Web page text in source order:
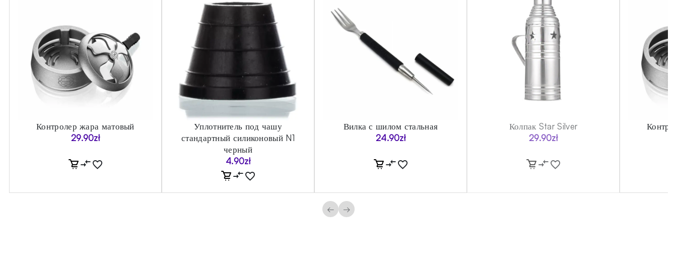
Контролер жара матовый
29.90zł
Уплотнитель под чашу
стандартный силиконовый N1
черный
4.90zł
Вилка с шилом стальная
24.90zł
Колпак Star Silver
29.90zł
← →